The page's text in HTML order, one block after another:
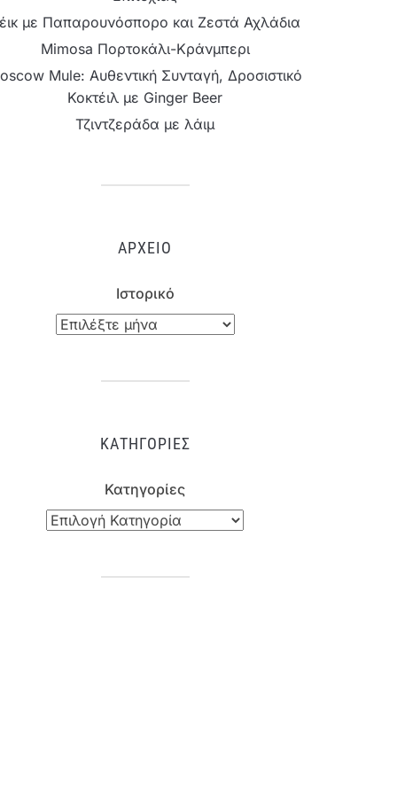
με Παπαρουνόσπορο και Ζεστά Αχλάδια
Mimosa Πορτοκάλι-Κράνμπερι
Mule: Αυθεντική Συνταγή, Δροσιστικό
Κοκτέιλ με Ginger Beer
Τζιντζεράδα με λάιμ
ΑΡΧΕΊΟ
Ιστορικό
ΚΑΤΗΓΟΡΊΕΣ
Κατηγορίες